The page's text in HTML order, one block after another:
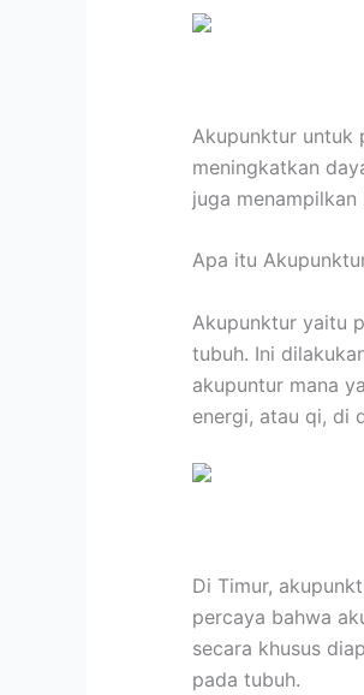
Akupunktur untuk
meningkatkan
juga
Apa itu
Akupunktur yaitu
tubuh. Ini
akupuntur mana
energi, atau qi, di
Di Timur,
percaya bahwa
secara khusus
pada tubuh.